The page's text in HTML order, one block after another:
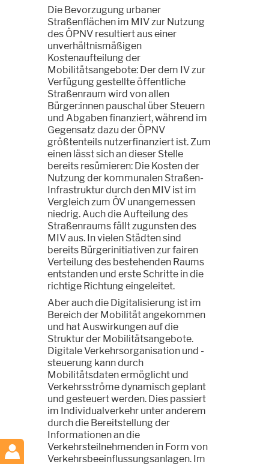
Die Bevorzugung urbaner
Straßenflächen im MIV zur Nutzung
des ÖPNV resultiert aus einer
unverhältnismäßigen
Kostenaufteilung der
Mobilitätsangebote: Der dem IV zur
Verfügung gestellte öffentliche
Straßenraum wird von allen
Bürger:innen pauschal über Steuern
und Abgaben finanziert, während im
Gegensatz dazu der ÖPNV
größtenteils nutzerfinanziert ist. Zum
einen lässt sich an dieser Stelle
bereits resümieren: Die Kosten der
Nutzung der kommunalen Straßen-
Infrastruktur durch den MIV ist im
Vergleich zum ÖV unangemessen
niedrig. Auch die Aufteilung des
Straßenraums fällt zugunsten des
MIV aus. In vielen Städten sind
bereits Bürgerinitiativen zur fairen
Verteilung des bestehenden Raums
entstanden und erste Schritte in die
richtige Richtung eingeleitet.
Aber auch die Digitalisierung ist im
Bereich der Mobilität angekommen
und hat Auswirkungen auf die
Struktur der Mobilitätsangebote.
Digitale Verkehrsorganisation und -
steuerung kann durch
Mobilitätsdaten ermöglicht und
Verkehrsströme dynamisch geplant
und gesteuert werden. Dies passiert
im Individualverkehr unter anderem
durch die Bereitstellung der
Informationen an die
Verkehrsteilnehmenden in Form von
Verkehrsbeeinflussungsanlagen. Im